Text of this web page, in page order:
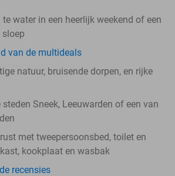
water in een heerlijk weekend of een
sloep
van de multideals
natuur, bruisende dorpen, en rijke
Sneek, Leeuwarden of een van
met tweepersoonsbed, toilet en
kookplaat en wasbak
recensies